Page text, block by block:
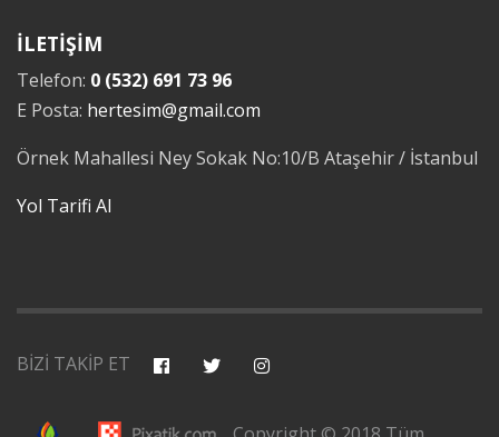
İLETİŞİM
Telefon: 0 (532) 691 73 96
E Posta: hertesim@gmail.com
Örnek Mahallesi Ney Sokak No:10/B Ataşehir / İstanbul
Yol Tarifi Al
BİZİ TAKİP ET